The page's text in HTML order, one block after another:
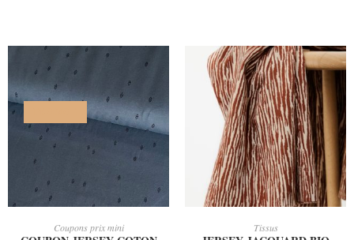
Coupons prix mini Tissus